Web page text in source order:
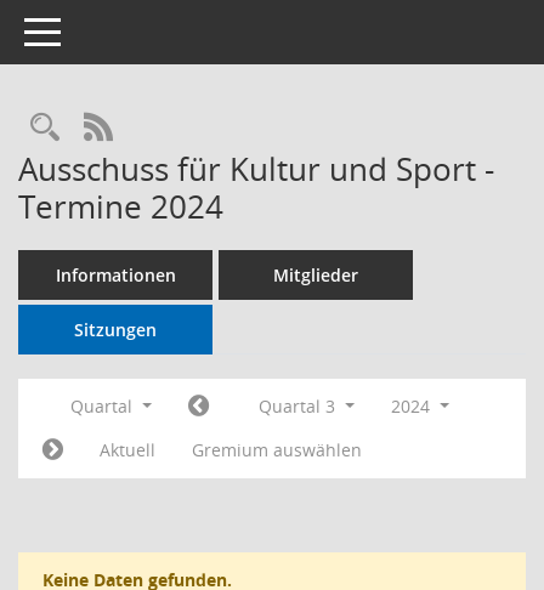
Toggle navigation
RSS-Feed
Ausschuss für Kultur und Sport -
Termine 2024
Informationen Mitglieder
Sitzungen
Quartal Quartal 3
2024
Aktuell
Gremium auswählen
Keine Daten gefunden.